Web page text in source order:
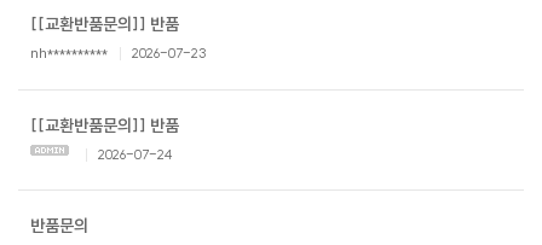
[[교환반품문의]] 반품
nh********** 2026-07-23
[[교환반품문의]] 반품
2026-07-24
반품문의